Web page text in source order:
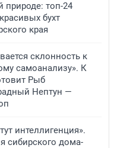
природе: топ-24
бухт
края
склонность к
самоанализу». К
Рыб
Нептун —
интеллигенция».
сибирского дома-